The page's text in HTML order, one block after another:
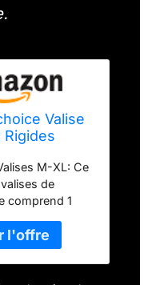
Valise
Rigides
à Ouverture
de Voyage
en
avec
M-XL: Ce
de
comprend 1
La taille M
à la plupart des
de taille des